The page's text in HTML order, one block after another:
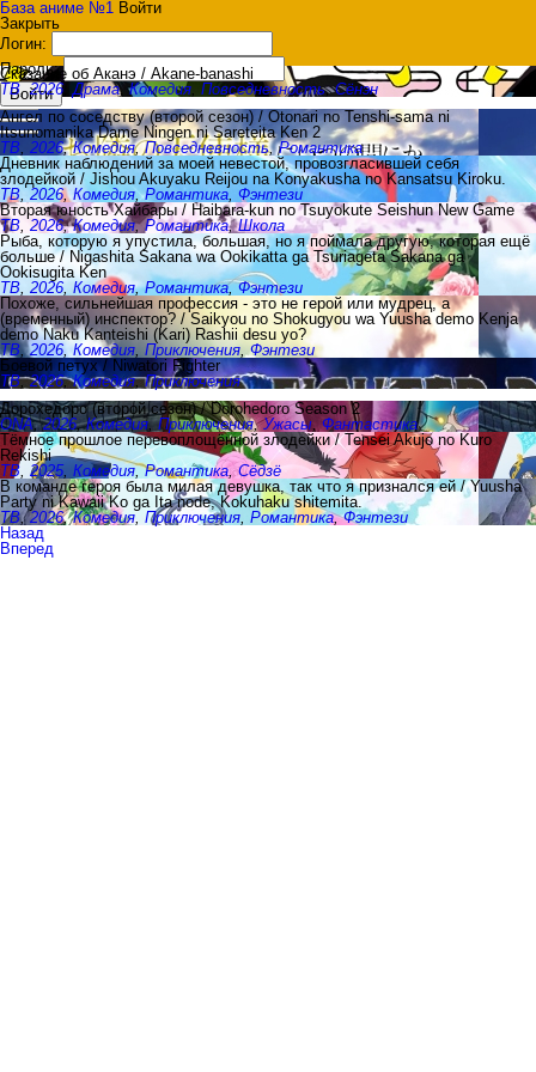
База аниме №1 Войти
Закрыть
Логин:
Пароль:
Войти
Сказание об Аканэ / Akane-banashi
ТВ,2026,Драма,Комедия, Повседневность,Сёнэн
Ангел по соседству (второй сезон) / Otonari no Tenshi-sama ni
Itsunomanika Dame Ningen ni Sareteita Ken 2
ТВ, 2026,Комедия,Повседневность,Романтика
Дневник наблюдений за моей невестой, провозгласившей себя
злодейкой / Jishou Akuyaku Reijou na Konyakusha no Kansatsu Kiroku.
ТВ,2026,Комедия,Романтика, Фэнтези
Вторая юность Хайбары / Haibara-kun no Tsuyokute Seishun New Game
ТВ, 2026,Комедия,Романтика,Школа
Рыба, которую я упустила, большая, но я поймала другую, которая ещё
больше / Nigashita Sakana wa Ookikatta ga Tsuriageta Sakana ga
Ookisugita Ken
ТВ, 2026, Комедия,Романтика,Фэнтези
Похоже, сильнейшая профессия - это не герой или мудрец, а
(временный) инспектор? / Saikyou no Shokugyou wa Yuusha demo Kenja
demo Naku Kanteishi (Kari) Rashii desu yo?
ТВ,2026,Комедия, Приключения,Фэнтези
Боевой петух / Niwatori Fighter
ТВ,2026,Комедия,Приключения
Дорохедоро (второй сезон) / Dorohedoro Season 2
ONA,2026,Комедия,Приключения,Ужасы,Фантастика
Тёмное прошлое перевоплощённой злодейки / Tensei Akujo no Kuro
Rekishi
ТВ, 2025, Комедия,Романтика,Сёдзё
В команде героя была милая девушка, так что я признался ей / Yuusha
Party ni Kawaii Ko ga Ita node, Kokuhaku shitemita.
ТВ,2026,Комедия, Приключения, Романтика,Фэнтези
Назад
Вперед